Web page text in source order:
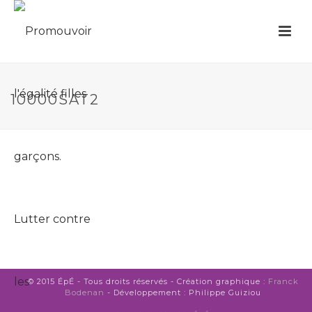
10000SAT2
© 2015 ÉpÉ - Tous droits réservés - Création graphique : Franck
Bodenan - Développement : Philippe Guiziou